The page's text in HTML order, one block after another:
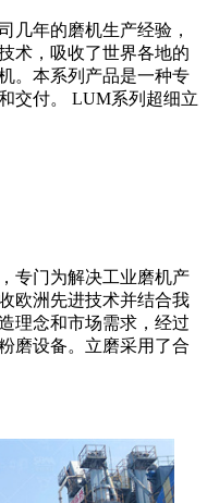
几年的磨机生产经验，
术，吸收了世界各地的
。本系列产品是一种专
交付。 LUM系列超细立
专门为解决工业磨机产
欧洲先进技术并结合我
理念和市场需求，经过
磨设备。立磨采用了合